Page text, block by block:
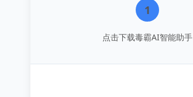
1
点击下载毒霸AI智能助手